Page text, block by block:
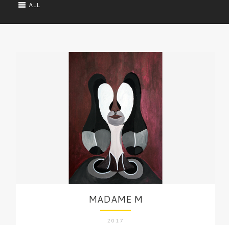
ALL
MADAME M
2017